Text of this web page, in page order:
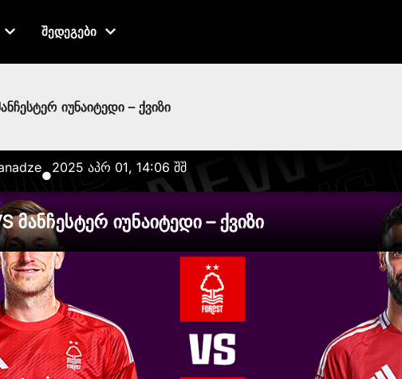
შედეგები
იუნაიტედი – ქვიზი
●2025 აპრ 01, 14:06 შშ
მანჩესტერ იუნაიტედი – ქვიზი